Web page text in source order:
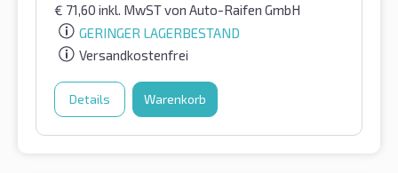
€ 71,60 inkl. MwSTvon Auto-Raifen GmbH
GERINGER LAGERBESTAND
Versandkostenfrei
Details Warenkorb